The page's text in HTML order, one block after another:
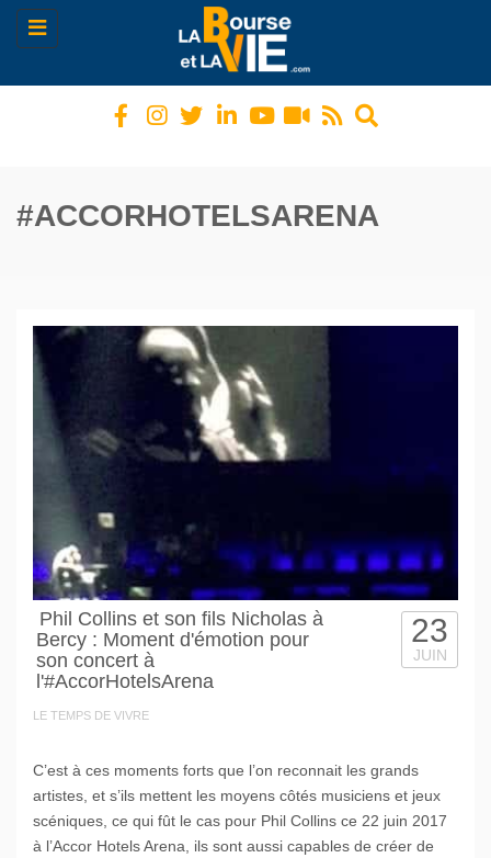
Toggle
navigation
#ACCORHOTELSARENA
Phil Collins et son fils Nicholas à
Bercy : Moment d'émotion pour
son concert à
l'#AccorHotelsArena
LE TEMPS DE VIVRE
23
JUIN
C’est à ces moments forts que l’on reconnait les grands
artistes, et s’ils mettent les moyens côtés musiciens et jeux
scéniques, ce qui fût le cas pour Phil Collins ce 22 juin 2017
à l’Accor Hotels Arena, ils sont aussi capables de créer de